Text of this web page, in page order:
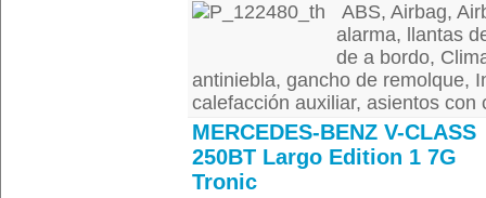
ABS, Airbag,
alarma, llantas
de a bordo,
antiniebla, gancho de remolque,
calefacción auxiliar, asientos con
MERCEDES-BENZ V-CLASS
250BT Largo Edition 1 7G
Tronic